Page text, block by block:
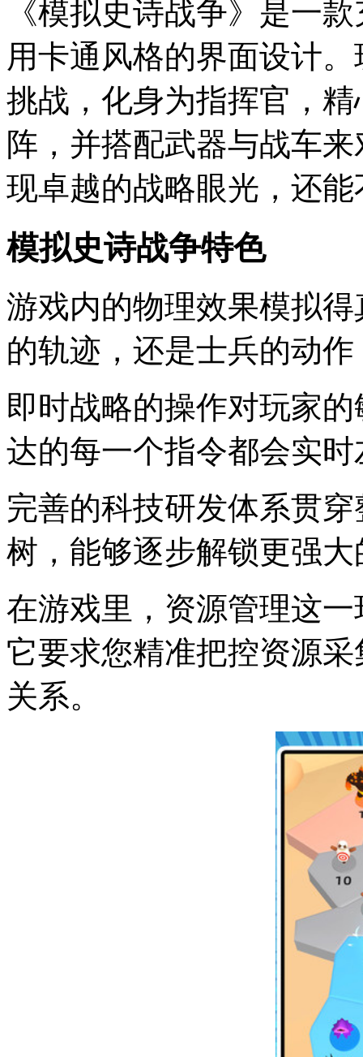
《模拟史诗战争》是一
用卡通风格的界面设计
挑战，化身为指挥官，
阵，并搭配武器与战车
现卓越的战略眼光，还
模拟史诗战争特色
游戏内的物理效果模拟
的轨迹，还是士兵的动
即时战略的操作对玩家
达的每一个指令都会实
完善的科技研发体系贯
树，能够逐步解锁更强
在游戏里，资源管理这
它要求您精准把控资源
关系。